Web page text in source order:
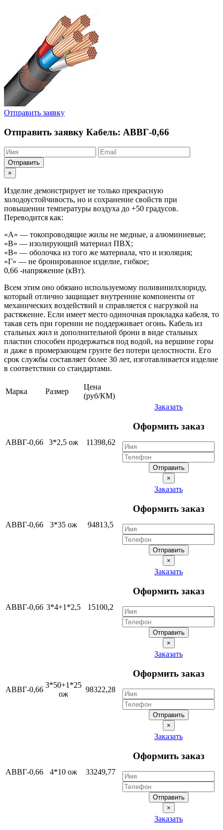
Отправить заявку
Отправить заявку Кабель: АВВГ-0,66
Отправить
×
Изделие демонстрирует не только прекрасную
холодоустойчивость, но и сохранение свойств при
повышении температуры воздуха до +50 градусов.
Переводится как:
«А» — токопроводящие жилы не медные, а алюминиевые;
«В» — изолирующий материал ПВХ;
«В» — оболочка из того же материала, что и изоляция;
«Г» — не бронированное изделие, гибкое;
0,66 -напряжение (кВт).
Всем этим оно обязано используемому поливинилхлориду,
который отлично защищает внутренние компоненты от
механических воздействий и справляется с нагрузкой на
растяжение. Если имеет место одиночная прокладка кабеля, то
такая сеть при горении не поддерживает огонь. Кабель из
стальных жил и дополнительной брони в виде стальных
пластин способен продержаться под водой, на вершине горы
и даже в промерзающем грунте без потери целостности. Его
срок службы составляет более 30 лет, изготавливается изделие
в соответствии со стандартами.
Марка Размер
Цена
(руб/КМ)
АВВГ-0,66 3*2,5 ож 11398,62
Заказать
Оформить заказ
Отправить
×
АВВГ-0,66 3*35 ож 94813,5
Заказать
Оформить заказ
Отправить
×
АВВГ-0,66 3*4+1*2,5 15100,2
Заказать
Оформить заказ
Отправить
×
АВВГ-0,66
3*50+1*25
ож
98322,28
Заказать
Оформить заказ
Отправить
×
АВВГ-0,66 4*10 ож 33249,77
Заказать
Оформить заказ
Отправить
×
Заказать